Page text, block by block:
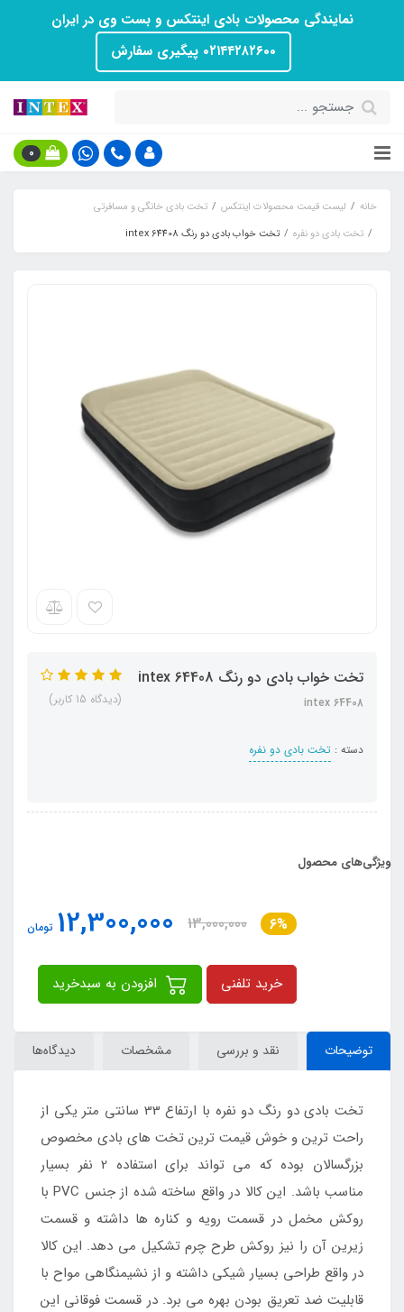
نمایندگی محصولات بادی اینتکس و بست وی در ایران
۰۲۱۴۴۲۸۲۶۰۰ پیگیری سفارش
0
خانه لیست قیمت محصولات اینتکس
تخت بادی خانگی و مسافرتی
تخت بادی دو نفره
تخت خواب بادی دو رنگ intex 64408
تخت خواب بادی دو رنگ intex 64408
intex 64408
دسته : تخت بادی دو نفره
(دیدگاه 15 کاربر)
ویژگی‌های محصول
6%
13,000,000
12,300,000 تومان
خرید تلفنی
توضیحات نقد و بررسی مشخصات دیدگاه‌ها
تخت بادی دو رنگ دو نفره با ارتفاع 33 سانتی متر یکی از
راحت ترین و خوش قیمت ترین تخت های بادی مخصوص
بزرگسالان بوده که می تواند برای استفاده 2 نفر بسیار
مناسب باشد. این کالا در واقع ساخته شده از جنس PVC با
روکش مخمل در قسمت رویه و کناره ها داشته و قسمت
زیرین آن را نیز روکش طرح چرم تشکیل می دهد. این کالا
در واقع طراحی بسیار شیکی داشته و از نشیمنگاهی مواح با
قابلیت ضد تعریق بودن بهره می برد. در قسمت فوقانی این